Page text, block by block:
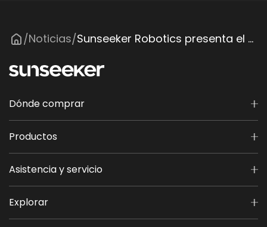
/Noticias/ Sunseeker Robotics presenta el S4, su primer cortacésped robótico equipado con LiDAR en EE. UU., en Equip Expo 2025
Dónde comprar
Productos
Asistencia y servicio
Explorar